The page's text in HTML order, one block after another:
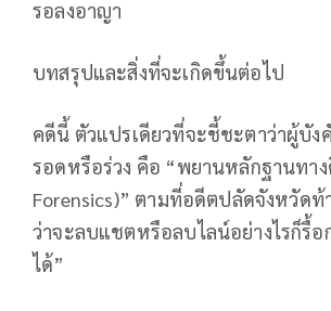
รอลงอาญา
บทสรุปและสิ่งที่จะเกิดขึ้นต่อไป
คดีนี้ ตัวแปรเดียวที่จะชี้ชะตาว่าผู้บั
รอดหรือร่วง คือ “พยานหลักฐานทา
Forensics)” ตามที่อดีตปลัดจังหวัดท้
ว่าจะลบแชตหรือลบไลน์อย่างไรก็รื้
ได้”